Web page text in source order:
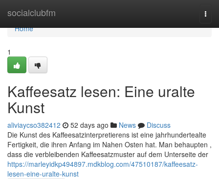
socialclubfm
Home
Home
1
Kaffeesatz lesen: Eine uralte
Kunst
aliviaycso382412 52 days ago News
Discuss
Die Kunst des Kaffeesatzinterpretierens ist eine jahrhundertealte
Fertigkeit, die ihren Anfang im Nahen Osten hat. Man behaupten ,
dass die verbleibenden Kaffeesatzmuster auf dem Unterseite der
https://marleyidkp494897.mdkblog.com/47510187/kaffeesatz-
lesen-eine-uralte-kunst